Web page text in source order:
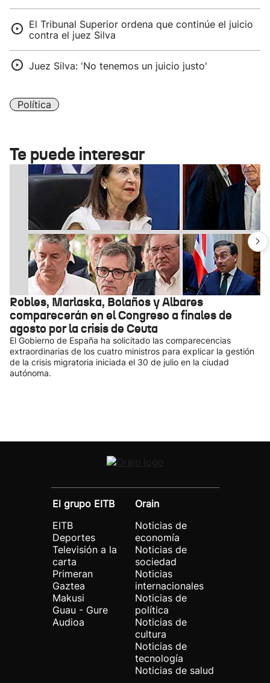
El Tribunal Superior ordena que continúe el juicio
contra el juez Silva
Juez Silva: 'No tenemos un juicio justo'
Política
Te puede interesar
Robles, Marlaska, Bolaños y Albares
comparecerán en el Congreso a finales de
agosto por la crisis de Ceuta
El Gobierno de España ha solicitado las comparecencias
extraordinarias de los cuatro ministros para explicar la gestión
de la crisis migratoria iniciada el 30 de julio en la ciudad
autónoma.
El grupo EITB
EITB
Deportes
Televisión a la
carta
Primeran
Gaztea
Makusi
Guau - Gure
Audioa
Orain
Noticias de
economía
Noticias de
sociedad
Noticias
internacionales
Noticias de
política
Noticias de
cultura
Noticias de
tecnología
Noticias de salud